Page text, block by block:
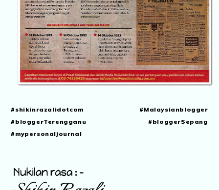
#shikinrazalidotcom #Malaysianblogger
#bloggerTerengganu #bloggerSepang
#mypersonaljournal